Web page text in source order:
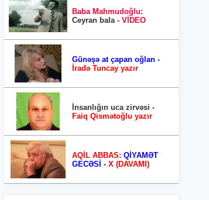
Baba Mahmudoğlu:
Ceyran bala - VİDEO
Günəşə at çapan oğlan -
İradə Tuncay yazır
İnsanlığın uca zirvəsi -
Faiq Qismətoğlu yazır
AQİL ABBAS: QİYAMƏT
GECƏSİ - X (DAVAMI)